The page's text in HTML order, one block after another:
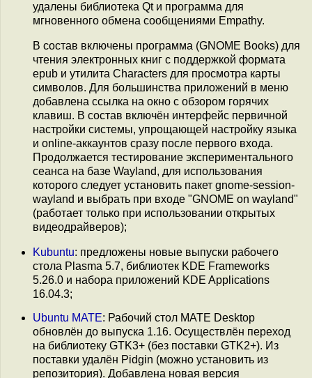
удалены библиотека Qt и программа для
мгновенного обмена сообщениями Empathy.
В состав включены программа (GNOME Books) для
чтения электронных книг с поддержкой формата
epub и утилита Characters для просмотра карты
символов. Для большинства приложений в меню
добавлена ссылка на окно с обзором горячих
клавиш. В состав включён интерфейс первичной
настройки системы, упрощающей настройку языка
и online-аккаунтов сразу после первого входа.
Продолжается тестирование экспериментального
сеанса на базе Wayland, для использования
которого следует установить пакет gnome-session-
wayland и выбрать при входе "GNOME on wayland"
(работает только при использовании открытых
видеодрайверов);
Kubuntu: предложены новые выпуски рабочего
стола Plasma 5.7, библиотек KDE Frameworks
5.26.0 и набора приложений KDE Applications
16.04.3;
Ubuntu MATE: Рабочий стол MATE Desktop
обновлён до выпуска 1.16. Осуществлён переход
на библиотеку GTK3+ (без поставки GTK2+). Из
поставки удалён Pidgin (можно установить из
репозитория). Добавлена новая версия